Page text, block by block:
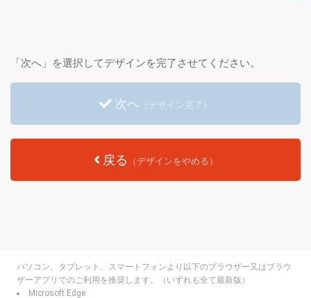
「次へ」を選択してデザインを完了させてください。
次へ （デザイン完了）
戻る （デザインをやめる）
パソコン、タブレット、スマートフォンより以下のブラウザー又はブラウ
ザーアプリでのご利用を推奨します。（いずれも全て最新版）
Microsoft Edge